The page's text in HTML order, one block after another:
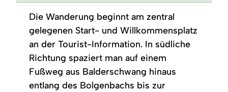
Die Wanderung beginnt am zentral
gelegenen Start- und Willkommensplatz
an der Tourist-Information. In südliche
Richtung spaziert man auf einem
Fußweg aus Balderschwang hinaus
entlang des Bolgenbachs bis zur